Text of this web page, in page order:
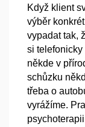
Když klient
výběr
vypadat tak,
si
někde v
schůzku
třeba o
vyrážíme.